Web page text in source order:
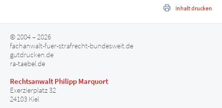
Inhalt drucken
© 2004 – 2026
fachanwalt-fuer-strafrecht-bundesweit.de
gutdrucken.de
ra-taebel.de
Rechtsanwalt Philipp Marquort
Exerzierplatz 32
24103 Kiel